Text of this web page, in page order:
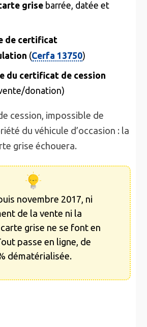
grise barrée, datée et
de certificat
(Cerfa 13750)
du certificat de cession
donation)
cession, impossible de
du véhicule d’occasion : la
grise échouera.
novembre 2017, ni
de la vente ni la
grise ne se font en
passe en ligne, de
dématérialisée.